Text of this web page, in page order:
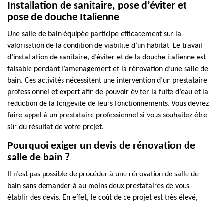
Installation de sanitaire, pose d’éviter et
pose de douche Italienne
Une salle de bain équipée participe efficacement sur la
valorisation de la condition de viabilité d’un habitat. Le travail
d’installation de sanitaire, d’éviter et de la douche italienne est
faisable pendant l’aménagement et la rénovation d’une salle de
bain. Ces activités nécessitent une intervention d’un prestataire
professionnel et expert afin de pouvoir éviter la fuite d’eau et la
réduction de la longévité de leurs fonctionnements. Vous devrez
faire appel à un prestataire professionnel si vous souhaitez être
sûr du résultat de votre projet.
Pourquoi exiger un devis de rénovation de
salle de bain ?
Il n’est pas possible de procéder à une rénovation de salle de
bain sans demander à au moins deux prestataires de vous
établir des devis. En effet, le coût de ce projet est très élevé,